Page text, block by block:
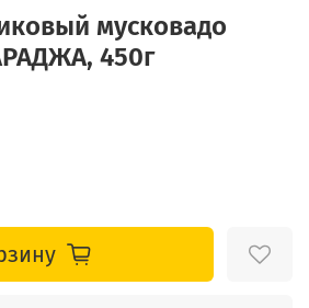
мусковадо
450г